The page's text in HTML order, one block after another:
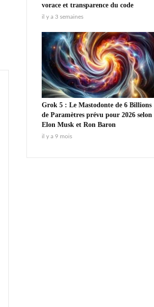
vorace et transparence du code
il y a 3 semaines
Grok 5 : Le Mastodonte de 6 Billions
de Paramètres prévu pour 2026 selon
Elon Musk et Ron Baron
il y a 9 mois